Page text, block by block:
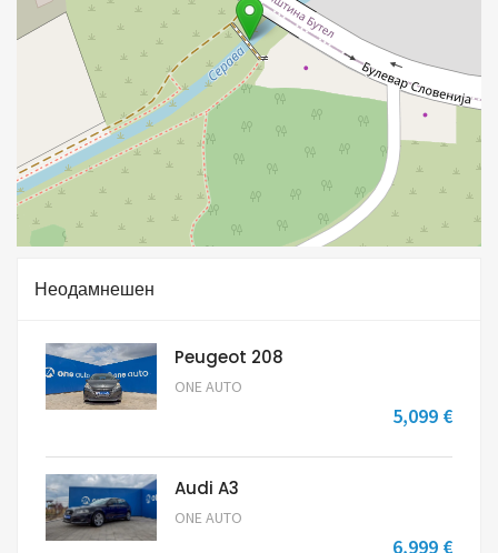
Неодамнешен
Peugeot 208
ONE AUTO
5,099 €
Audi A3
ONE AUTO
6,999 €